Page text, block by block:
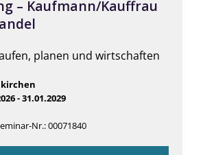
– Kaufmann/Kauffrau
planen und wirtschaften
- 31.01.2029
Nr.: 00071840